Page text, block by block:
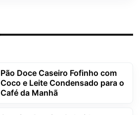
Pão Doce Caseiro Fofinho com
Coco e Leite Condensado para o
Café da Manhã